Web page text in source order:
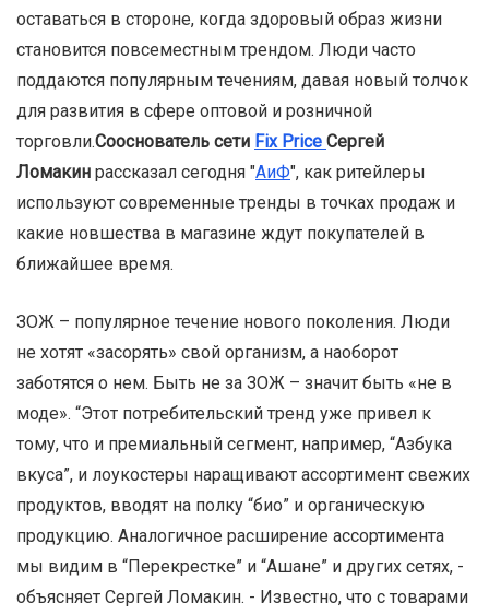
оставаться в стороне, когда здоровый образ жизни
становится повсеместным трендом. Люди часто
поддаются популярным течениям, давая новый толчок
для развития в сфере оптовой и розничной
торговли.Сооснователь сети Fix Price Сергей
Ломакин рассказал сегодня "АиФ", как ритейлеры
используют современные тренды в точках продаж и
какие новшества в магазине ждут покупателей в
ближайшее время.
ЗОЖ – популярное течение нового поколения. Люди
не хотят «засорять» свой организм, а наоборот
заботятся о нем. Быть не за ЗОЖ – значит быть «не в
моде». “Этот потребительский тренд уже привел к
тому, что и премиальный сегмент, например, “Азбука
вкуса”, и лоукостеры наращивают ассортимент свежих
продуктов, вводят на полку “био” и органическую
продукцию. Аналогичное расширение ассортимента
мы видим в “Перекрестке” и “Ашане” и других сетях, -
объясняет Сергей Ломакин. - Известно, что с товарами